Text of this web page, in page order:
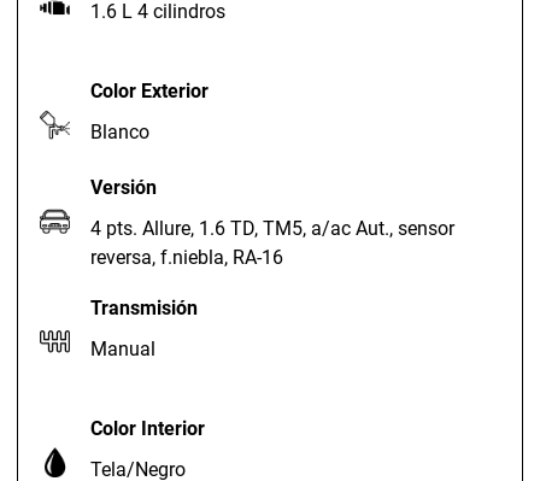
1.6 L 4 cilindros
Color Exterior
Blanco
Versión
4 pts. Allure, 1.6 TD, TM5, a/ac Aut., sensor
reversa, f.niebla, RA-16
Transmisión
Manual
Color Interior
Tela/Negro